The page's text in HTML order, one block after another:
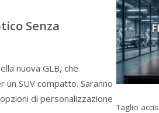
Senza
nuova GLB, che
SUV compatto. Saranno
di personalizzazione
Taglio